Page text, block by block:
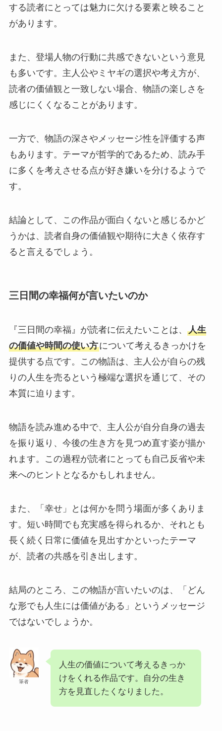
する読者にとっては魅力に欠ける要素と映ること
があります。
また、登場人物の行動に共感できないという意見
も多いです。主人公やミヤギの選択や考え方が、
読者の価値観と一致しない場合、物語の楽しさを
感じにくくなることがあります。
一方で、物語の深さやメッセージ性を評価する声
もあります。テーマが哲学的であるため、読み手
に多くを考えさせる点が好き嫌いを分けるようで
す。
結論として、この作品が面白くないと感じるかど
うかは、読者自身の価値観や期待に大きく依存す
ると言えるでしょう。
三日間の幸福何が言いたいのか
『三日間の幸福』が読者に伝えたいことは、 人生
の価値や時間の使い方について考えるきっかけを
提供する点です。この物語は、主人公が自らの残
りの人生を売るという極端な選択を通じて、その
本質に迫ります。
物語を読み進める中で、主人公が自分自身の過去
を振り返り、今後の生き方を見つめ直す姿が描か
れます。この過程が読者にとっても自己反省や未
来へのヒントとなるかもしれません。
また、「幸せ」とは何かを問う場面が多くありま
す。短い時間でも充実感を得られるか、それとも
長く続く日常に価値を見出すかといったテーマ
が、読者の共感を引き出します。
結局のところ、この物語が言いたいのは、「どん
な形でも人生には価値がある」というメッセージ
ではないでしょうか。
筆者
人生の価値について考えるきっか
けをくれる作品です。自分の生き
方を見直したくなりました。